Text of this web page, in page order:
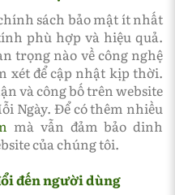
sách bảo mật ít nhất
phù hợp và hiệu quả.
trọng nào về công nghệ
xét để cập nhật kịp thời.
và công bố trên website
Ngày. Để có thêm nhiều
mà vẫn đảm bảo dinh
của chúng tôi.
đến người dùng